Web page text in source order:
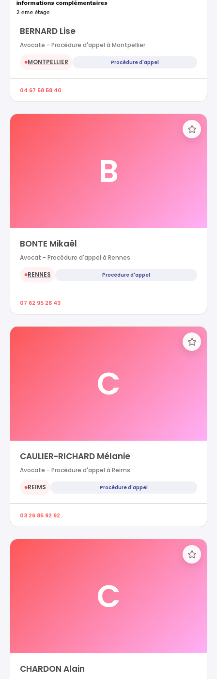
BERNARD Lise
Avocate - Procédure d'appel à Montpellier
●MONTPELLIER Procédure d'appel
04 67 58 58 40
B
BONTE Mikaël
Avocat - Procédure d'appel à Rennes
●RENNES Procédure d'appel
07 62 95 28 43
C
CAULIER-RICHARD Mélanie
Avocate - Procédure d'appel à Reims
●REIMS Procédure d'appel
03 26 85 92 92
C
CHARDON Alain